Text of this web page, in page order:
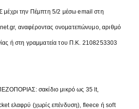
την Πέμπτη 5/2 μέσω email στη
αναφέροντας ονοματεπώνυμο, αριθμό
ή στη γραμματεία του Π.Κ. 2108253303
σακίδιο μικρό ως 35 lt,
ελαφρύ (χωρίς επένδυση), fleece ή soft